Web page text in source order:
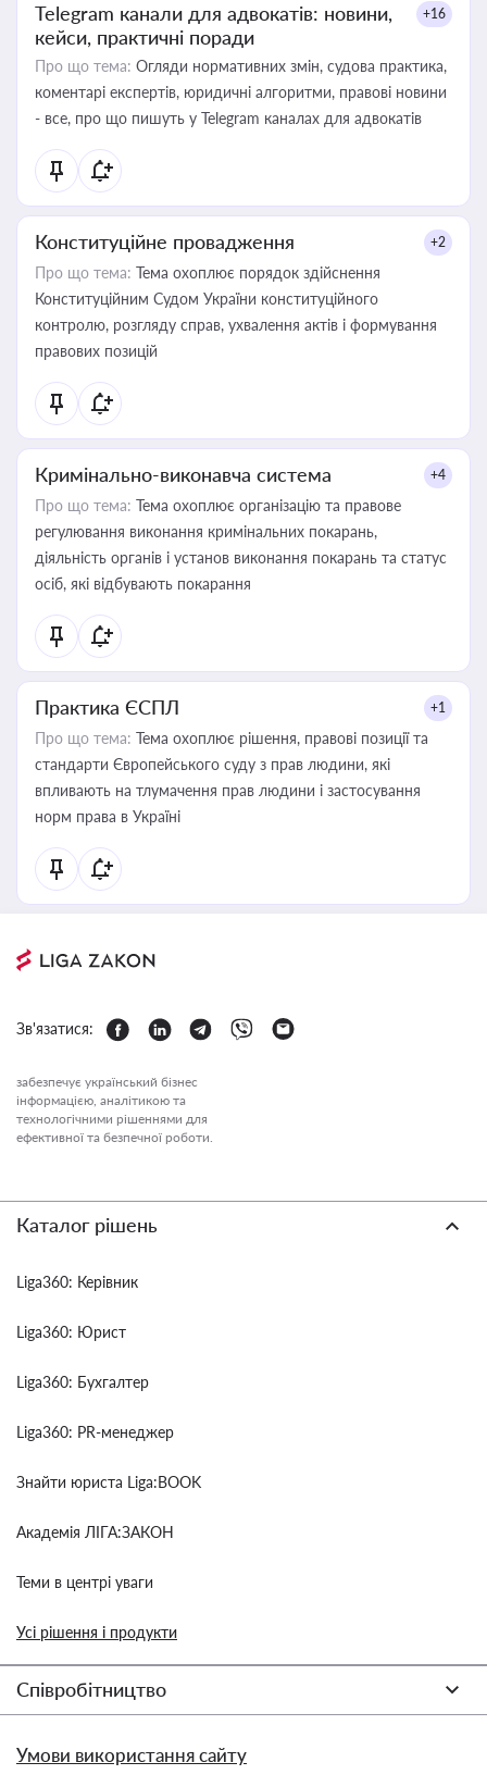
Telegram канали для адвокатів: новини,
кейси, практичні поради
+16
Про що тема: Огляди нормативних змін, судова практика,
коментарі експертів, юридичні алгоритми, правові новини
- все, про що пишуть у Telegram каналах для адвокатів
Конституційне провадження +2
Про що тема: Тема охоплює порядок здійснення
Конституційним Судом України конституційного
контролю, розгляду справ, ухвалення актів і формування
правових позицій
Кримінально-виконавча система +4
Про що тема: Тема охоплює організацію та правове
регулювання виконання кримінальних покарань,
діяльність органів і установ виконання покарань та статус
осіб, які відбувають покарання
Практика ЄСПЛ +1
Про що тема: Тема охоплює рішення, правові позиції та
стандарти Європейського суду з прав людини, які
впливають на тлумачення прав людини і застосування
норм права в Україні
Зв'язатися:
забезпечує український бізнес
інформацією, аналітикою та
технологічними рішеннями для
ефективної та безпечної роботи.
Каталог рішень
Liga360: Керівник
Liga360: Юрист
Liga360: Бухгалтер
Liga360: PR-менеджер
Знайти юриста Liga:BOOK
Академія ЛІГА:ЗАКОН
Теми в центрі уваги
Усі рішення і продукти
Співробітництво
Умови використання сайту